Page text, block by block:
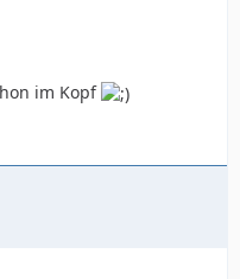
im Kopf